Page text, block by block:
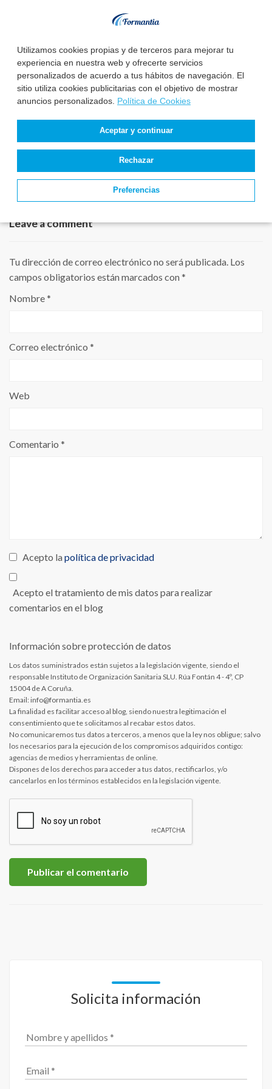
Utilizamos cookies propias y de terceros para mejorar tu
experiencia en nuestra web y ofrecerte servicios
personalizados de acuerdo a tus hábitos de navegación. El
sitio utiliza cookies publicitarias con el objetivo de mostrar
anuncios personalizados. Política de Cookies
Aceptar y continuar
Rechazar
Preferencias
dejarte la vida en ello.
Facebook WhatsApp
Telegram
Leave a comment
Tu dirección de correo electrónico no será publicada. Los
campos obligatorios están marcados con *
Nombre*
Correo electrónico *
Web
Comentario *
Acepto la política de privacidad
Acepto el tratamiento de mis datos para realizar
comentarios en el blog
Información sobre protección de datos
Los datos suministrados están sujetos a la legislación vigente, siendo el
responsable Instituto de Organización Sanitaria SLU. Rúa Fontán 4 - 4º, CP
15004 de A Coruña.
Email: info@formantia.es
La finalidad es facilitar acceso al blog, siendo nuestra legitimación el
consentimiento que te solicitamos al recabar estos datos.
No comunicaremos tus datos a terceros, a menos que la ley nos obligue; salvo
los necesarios para la ejecución de los compromisos adquiridos contigo:
agencias de medios y herramientas de online.
Dispones de los derechos para acceder a tus datos, rectificarlos, y/o
cancelarlos en los términos establecidos en la legislación vigente.
Solicita información